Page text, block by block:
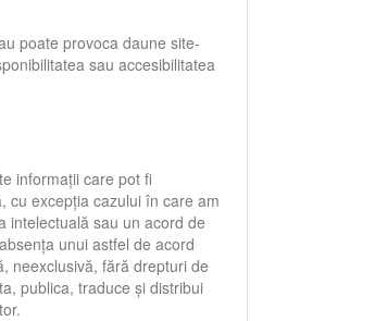
poate provoca daune site-
sau accesibilitatea
informații care pot fi
cu excepția cazului în care am
intelectuală sau un acord de
unui astfel de acord
neexclusivă, fără drepturi de
publica, traduce și distribui